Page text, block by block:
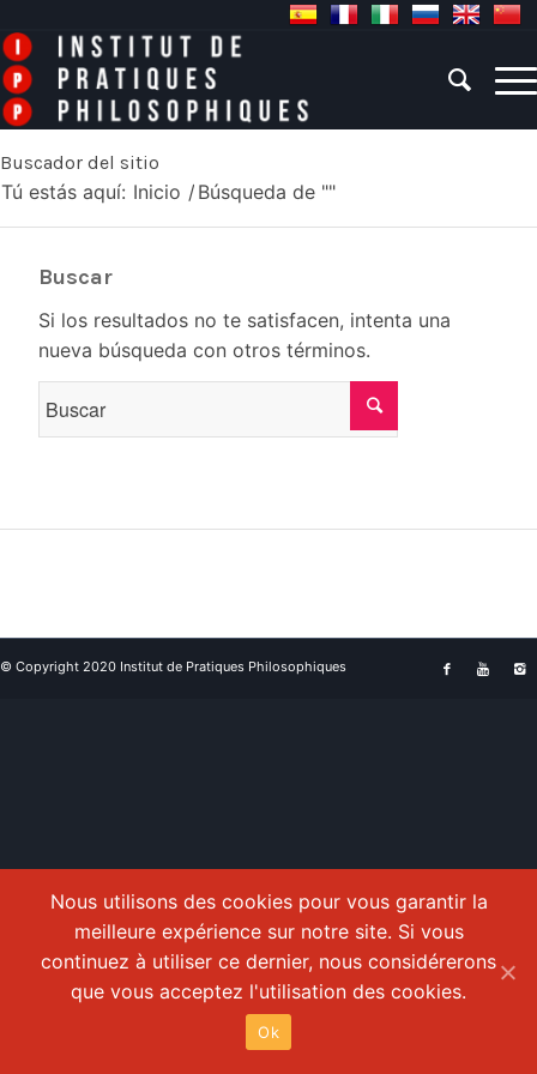
Buscador del sitio
Tú estás aquí: Inicio / Búsqueda de ""
Buscar
Si los resultados no te satisfacen, intenta una
nueva búsqueda con otros términos.
© Copyright 2020 Institut de Pratiques Philosophiques
Nous utilisons des cookies pour vous garantir la
meilleure expérience sur notre site. Si vous
continuez à utiliser ce dernier, nous considérerons
que vous acceptez l'utilisation des cookies.
Ok